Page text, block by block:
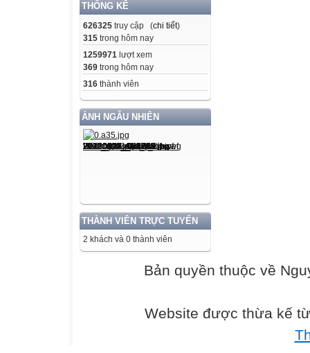
THỐNG KÊ
626325 truy cập (chi tiết)
315 trong hôm nay
1259971 lượt xem
369 trong hôm nay
316 thành viên
ẢNH NGẪU NHIÊN
THÀNH VIÊN TRỰC TUYẾN
2 khách và 0 thành viên
Bản quyền thuộc về
Website được thừa kế